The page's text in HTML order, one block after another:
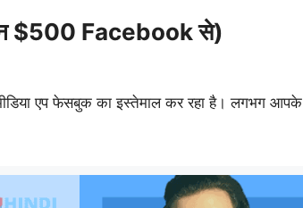
$500 Facebook से)
एप फेसबुक का इस्तेमाल कर रहा है। लगभग आपके